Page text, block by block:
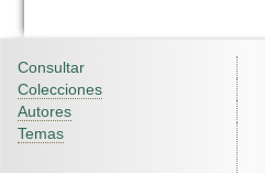
Consultar
Colecciones
Autores
Temas